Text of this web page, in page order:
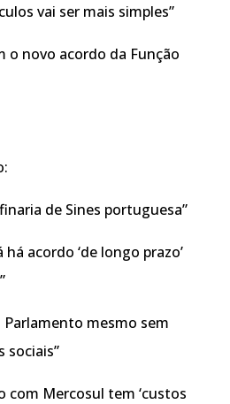
vai ser mais simples”
o novo acordo da Função
de Sines portuguesa”
acordo ‘de longo prazo’
Parlamento mesmo sem
sociais”
com Mercosul tem ‘custos